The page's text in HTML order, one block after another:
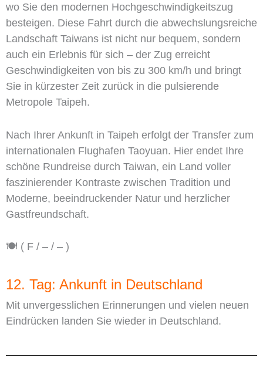
wo Sie den modernen Hochgeschwindigkeitszug
besteigen. Diese Fahrt durch die abwechslungsreiche
Landschaft Taiwans ist nicht nur bequem, sondern
auch ein Erlebnis für sich – der Zug erreicht
Geschwindigkeiten von bis zu 300 km/h und bringt
Sie in kürzester Zeit zurück in die pulsierende
Metropole Taipeh.
Nach Ihrer Ankunft in Taipeh erfolgt der Transfer zum
internationalen Flughafen Taoyuan. Hier endet Ihre
schöne Rundreise durch Taiwan, ein Land voller
faszinierender Kontraste zwischen Tradition und
Moderne, beeindruckender Natur und herzlicher
Gastfreundschaft.
🍽️ ( F / – / – )
12. Tag: Ankunft in Deutschland
Mit unvergesslichen Erinnerungen und vielen neuen
Eindrücken landen Sie wieder in Deutschland.